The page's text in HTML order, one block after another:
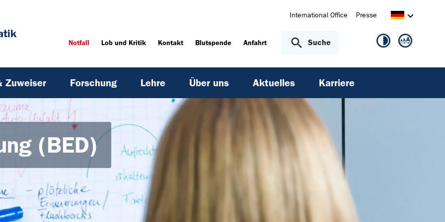
International Office Presse
Notfall Lob und Kritik Kontakt Blutspende Anfahrt Suche
Zuweiser Forschung Lehre Über uns Aktuelles Karriere
(BED)